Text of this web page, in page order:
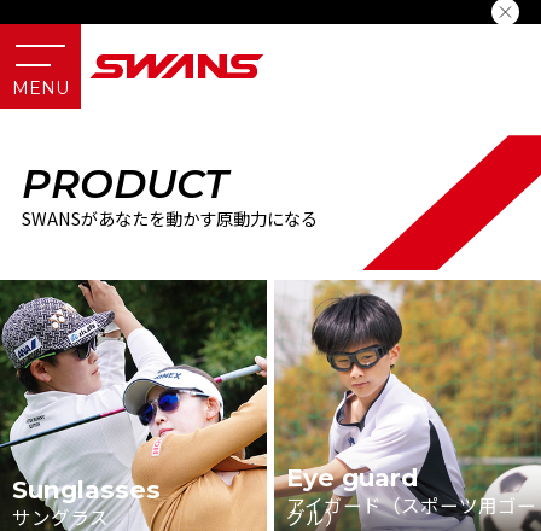
PRODUCT
SWANSがあなたを動かす原動力になる
Sunglasses
サングラス
Eye guard
アイガード（スポーツ用ゴー
グル）